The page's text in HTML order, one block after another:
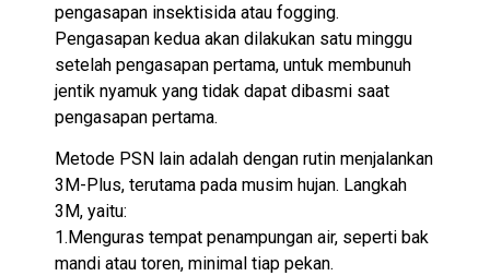
pengasapan insektisida atau fogging.
Pengasapan kedua akan dilakukan satu minggu
setelah pengasapan pertama, untuk membunuh
jentik nyamuk yang tidak dapat dibasmi saat
pengasapan pertama.
Metode PSN lain adalah dengan rutin menjalankan
3M-Plus, terutama pada musim hujan. Langkah
3M, yaitu:
1.Menguras tempat penampungan air, seperti bak
mandi atau toren, minimal tiap pekan.